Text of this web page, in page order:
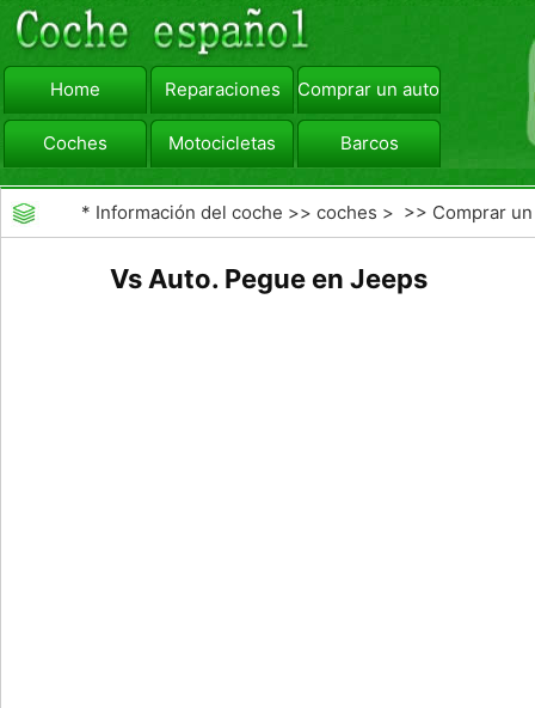
Home Reparaciones Comprar un automóvil
Coches Motocicletas Barcos
viajar Camiones
* Información del coche >>coches > >> Comprar un
Vs Auto. Pegue en Jeeps